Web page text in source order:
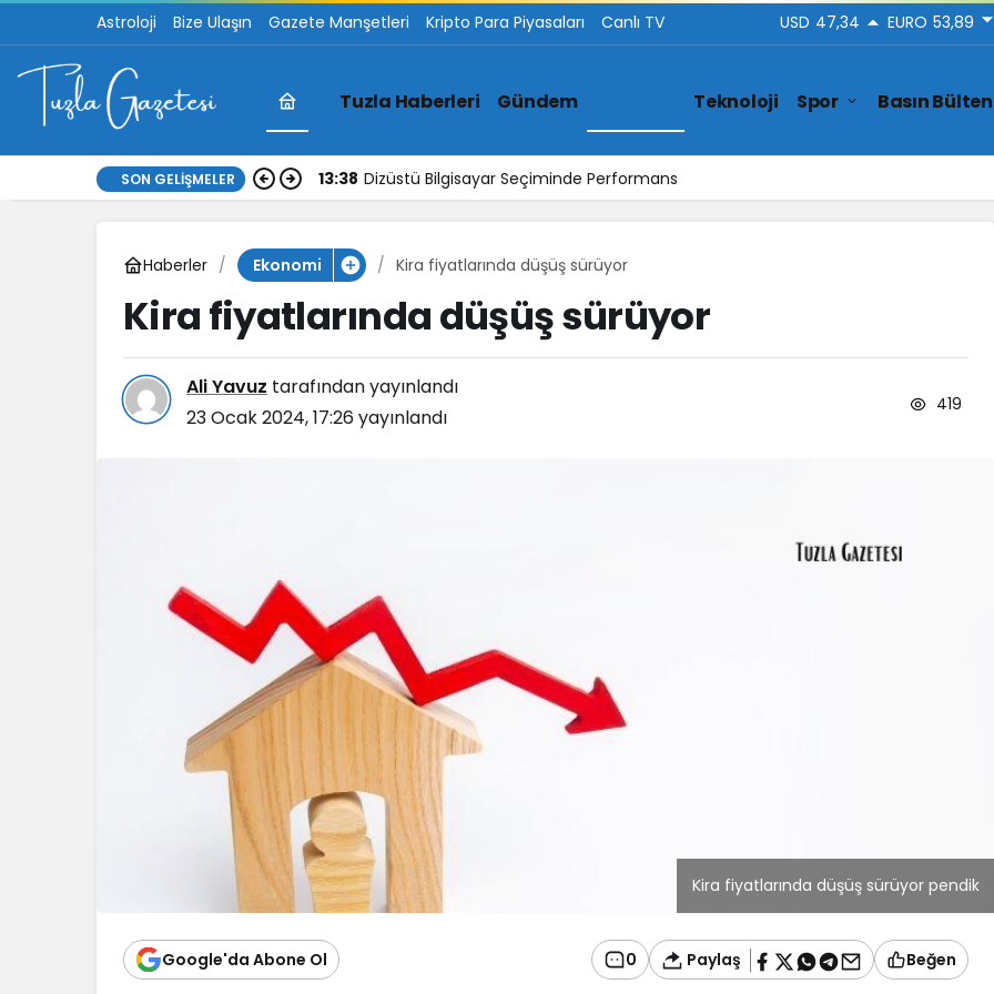
Astroloji Bize Ulaşın Gazete Manşetleri Kripto Para Piyasaları Canlı TV USD 47,34 EURO 53,89
Tuzla Haberleri Gündem Teknoloji Spor Basın
SON GELIŞMELER 13:38 Dizüstü Bilgisayar Seçiminde Performans
Haberler Ekonomi Kira fiyatlarında düşüş sürüyor
Kira fiyatlarında düşüş sürüyor
Ali Yavuz tarafından yayınlandı
23 Ocak 2024, 17:26yayınlandı
419
Kira fiyatlarında düşüş sürüyor pendik
Google'da Abone Ol 0 Paylaş Beğen
Blog
Dizüstü Bilgisayar
Seçiminde Performans